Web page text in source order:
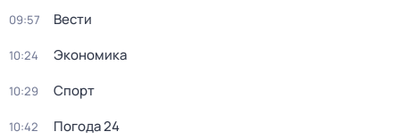
09:57 Вести
10:24 Экономика
10:29 Спорт
10:42 Погода 24